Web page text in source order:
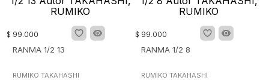
$ 99.000
RANMA 1/2 13
RUMIKO TAKAHASHI
$ 99.000
RANMA 1/2 8
RUMIKO TAKAHASHI